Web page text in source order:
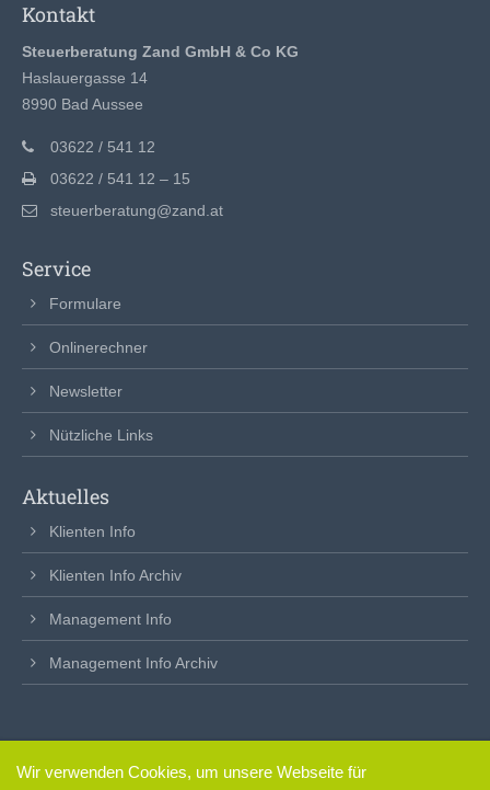
Kontakt
Steuerberatung Zand GmbH & Co KG
Haslauergasse 14
8990 Bad Aussee
03622 / 541 12
03622 / 541 12 – 15
steuerberatung@zand.at
Service
Formulare
Onlinerechner
Newsletter
Nützliche Links
Aktuelles
Klienten Info
Klienten Info Archiv
Management Info
Management Info Archiv
Wir verwenden Cookies, um unsere Webseite für